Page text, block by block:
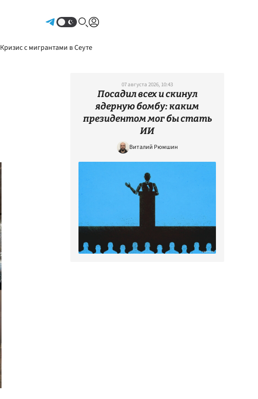
Кризис с мигрантами в Сеуте
07 августа 2026, 10:43
Посадил всех и скинул
ядерную бомбу: каким
президентом мог бы стать
ИИ
Виталий Рюмшин